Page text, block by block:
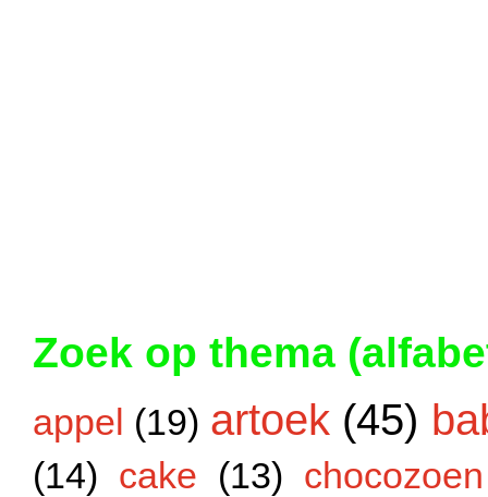
Zoek op thema
appel (19) artoek (45)
(14) cake (13) chocozoen